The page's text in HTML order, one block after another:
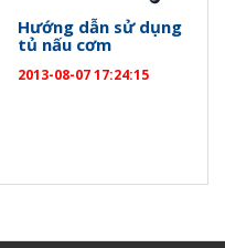
Hướng dẫn sử dụng
tủ nấu cơm
2013-08-07 17:24:15